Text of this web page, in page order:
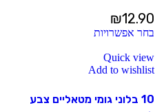
₪12.90
בחר אפשרויות
Quick view
Add to wishlist
10 בלוני גומי מטאליים צבע